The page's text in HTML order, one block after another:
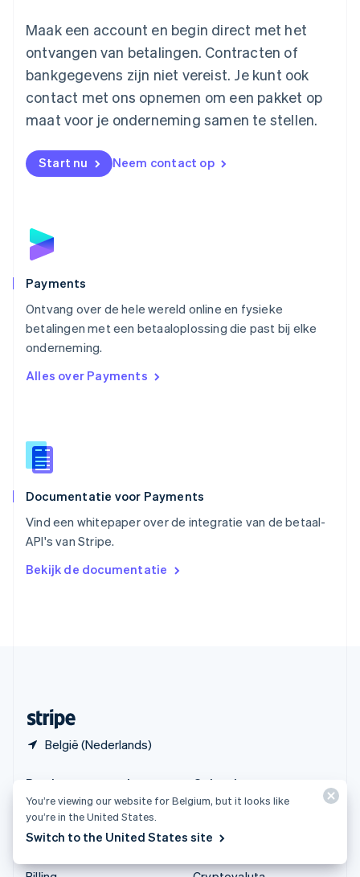
Maak een account en begin direct met het
ontvangen van betalingen. Contracten of
bankgegevens zijn niet vereist. Je kunt ook
contact met ons opnemen om een pakket op
maat voor je onderneming samen te stellen.
Start nu Neem contact op
Payments
Ontvang over de hele wereld online en fysieke
betalingen met een betaaloplossing die past bij elke
onderneming.
Alles over Payments
Documentatie voor Payments
Vind een whitepaper over de integratie van de betaal-
API's van Stripe.
Bekijk de documentatie
België (Nederlands)
English
Malta
English
Mexico
Nederland
NederlandsEnglish
English
Noorwegen
Polen
English
Português
English
Singapore
English简体中文
EnglishItaliano
Español
Thailand
Tsjechië
Vasteland van China
简体中文English
English
Producten en tarieven
Tarieven
Atlas
Oplossingen
Grote ondernemingen
Start-ups
You’re viewing our website for Belgium, but it looks like
you’re in the United States.
Switch to the United States site